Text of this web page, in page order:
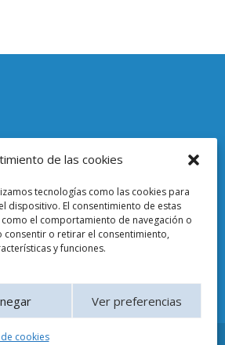
de las cookies
tecnologías como las cookies para
dispositivo. El consentimiento de estas
el comportamiento de navegación o
consentir o retirar el consentimiento,
y funciones.
Ver preferencias
cookies